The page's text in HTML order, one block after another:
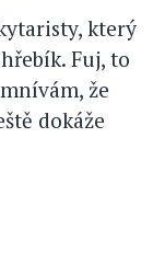
který
Fuj, to
že
dokáže